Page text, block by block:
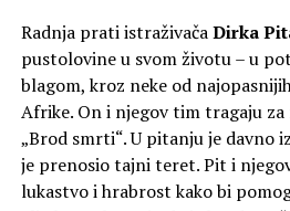
Radnja prati istraživačaDirka
pustolovine u svom životu – u
blagom, kroz neke od
Afrike. On i njegov tim tragaju
„Brod smrti“. U pitanju je davno
je prenosio tajni teret. Pit i
lukastvo i hrabrost kako bi